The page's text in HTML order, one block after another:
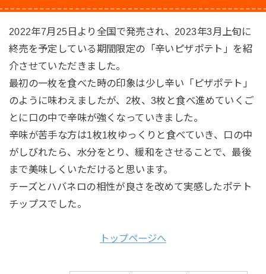
2022年7月25日より全国で発売され、2023年3月上旬に
終売を予定している期間限定の「辛いピザポテト」を紹
介させていただきました。
最初の一枚を食べた時の印象は少し辛い「ピザポテト」
のように味わえましたが、2枚、3枚と食べ進めていくご
とに口の中で辛味が強くなっていきました。
辛味が苦手な方は1枚1枚ゆっくりと食べていき、口の中
がしびれたら、水分をとり、緩和をさせることで、最後
まで美味しくいただけると思います。
チーズとハバネロの相性が良さを改めて実感したポテト
チップスでした。
トップページへ